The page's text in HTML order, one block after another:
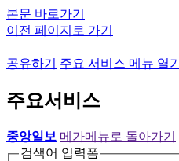
본문 바로가기
이전 페이지로 가기
공유하기 주요 서비스 메뉴 열기
주요서비스
중앙일보 메가메뉴로 돌아가기
검색어 입력폼